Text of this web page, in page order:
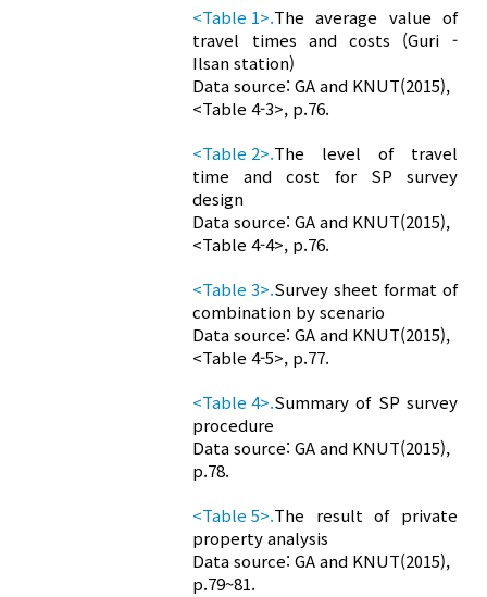
<Table 1>.The average value of
travel times and costs (Guri -
Ilsan station)
Data source: GA and KNUT(2015),
<Table 4-3>, p.76.
<Table 2>.The level of travel
time and cost for SP survey
design
Data source: GA and KNUT(2015),
<Table 4-4>, p.76.
<Table 3>.Survey sheet format of
combination by scenario
Data source: GA and KNUT(2015),
<Table 4-5>, p.77.
<Table 4>.Summary of SP survey
procedure
Data source: GA and KNUT(2015),
p.78.
<Table 5>.The result of private
property analysis
Data source: GA and KNUT(2015),
p.79~81.